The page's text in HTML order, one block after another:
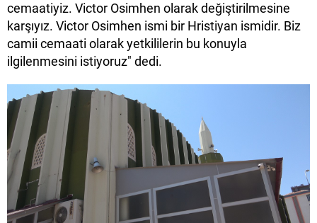
cemaatiyiz. Victor Osimhen olarak değiştirilmesine
karşıyız. Victor Osimhen ismi bir Hristiyan ismidir. Biz
camii cemaati olarak yetkililerin bu konuyla
ilgilenmesini istiyoruz" dedi.